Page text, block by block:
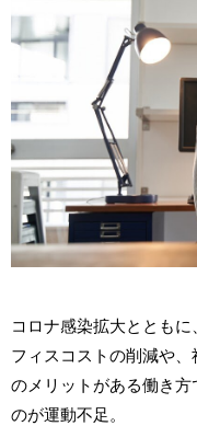
コロナ感染拡大ととも
フィスコストの削減や
のメリットがある働き
のが運動不足。